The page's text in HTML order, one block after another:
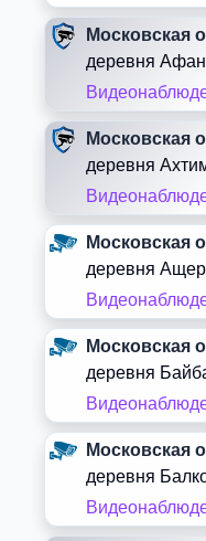
Московская
деревня
Московская
деревня
Московская
деревня
Московская
деревня
Московская
деревня